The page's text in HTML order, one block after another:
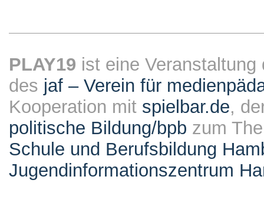
PLAY19 ist eine
des jaf – Verein für
Kooperation mit spielbar.de,
politische Bildung/bpb zum
Schule und Berufsbildung
Jugendinformationszentrum